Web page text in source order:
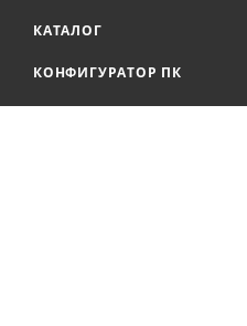
КАТАЛОГ
КОНФИГУРАТОР ПК